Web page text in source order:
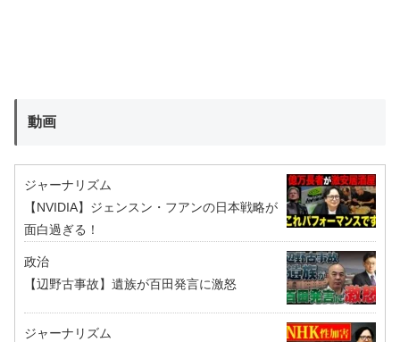
動画
ジャーナリズム
【NVIDIA】ジェンスン・フアンの日本戦略が
面白過ぎる！
政治
【辺野古事故】遺族が百田発言に激怒
ジャーナリズム